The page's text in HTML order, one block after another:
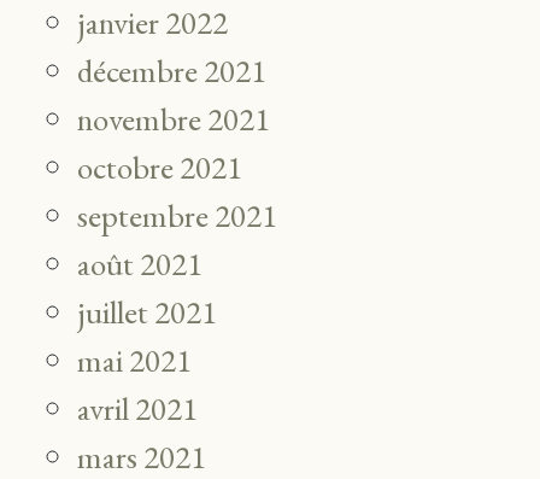
janvier 2022
décembre 2021
novembre 2021
octobre 2021
septembre 2021
août 2021
juillet 2021
mai 2021
avril 2021
mars 2021